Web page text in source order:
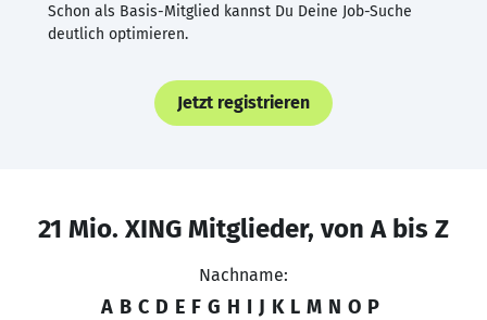
Schon als Basis-Mitglied kannst Du Deine Job-Suche
deutlich optimieren.
Jetzt registrieren
21 Mio. XING Mitglieder, von A bis Z
Nachname:
A B C D E F G H I J K L M N O P